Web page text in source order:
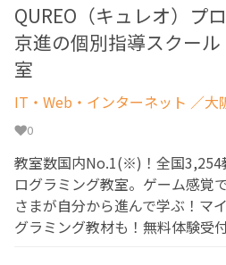
QUREO（キュレオ）プ
京進の個別指導スクー
室
IT・Web・インターネット ／大
0
教室数国内No.1(※)！全国3,254
ログラミング教室。ゲーム感覚
さまが自分から進んで学ぶ！マ
グラミング教材も！無料体験受